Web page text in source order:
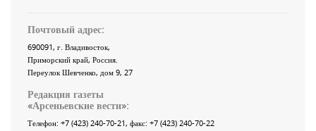
Почтовый адрес:
690091, г. Владивосток,
Приморский край, Россия
Переулок Шевченко, дом 9, 27
Редакция газеты
«Арсеньевские вести»:
Телефон: +7 (423) 240-70-21, факс: +7 (423) 240-70-22